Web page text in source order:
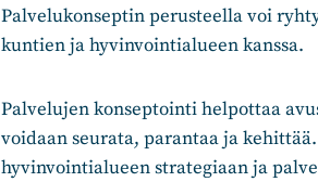
Palvelukonseptin perusteella voi
kuntien ja hyvinvointialueen kanssa.
Palvelujen konseptointi helpottaa
voidaan seurata, parantaa ja
hyvinvointialueen strategiaan ja